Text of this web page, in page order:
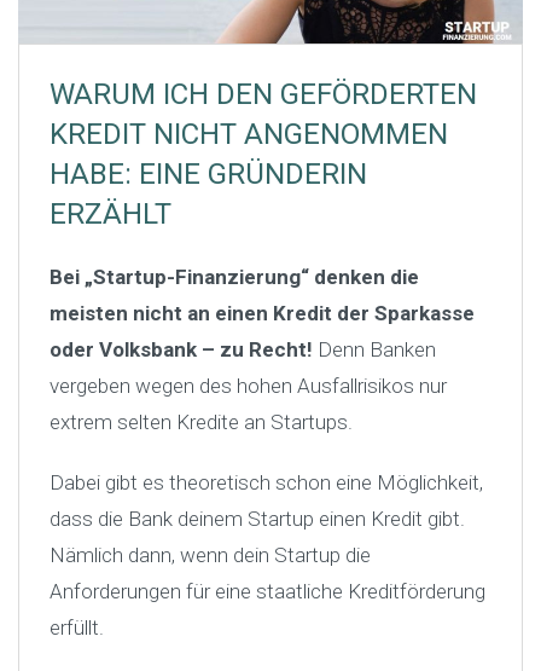
WARUM ICH DEN GEFÖRDERTEN
KREDIT NICHT ANGENOMMEN
HABE: EINE GRÜNDERIN
ERZÄHLT
Bei „Startup-Finanzierung“ denken die
meisten nicht an einen Kredit der Sparkasse
oder Volksbank – zu Recht! Denn Banken
vergeben wegen des hohen Ausfallrisikos nur
extrem selten Kredite an Startups.
Dabei gibt es theoretisch schon eine Möglichkeit,
dass die Bank deinem Startup einen Kredit gibt.
Nämlich dann, wenn dein Startup die
Anforderungen für eine staatliche Kreditförderung
erfüllt.